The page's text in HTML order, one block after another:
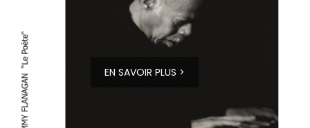
EN SAVOIR PLUS >